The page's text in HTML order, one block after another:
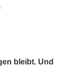
bleibt. Und